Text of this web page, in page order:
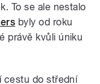
To se ale nestalo
byly od roku
právě kvůli úniku
cestu do střední